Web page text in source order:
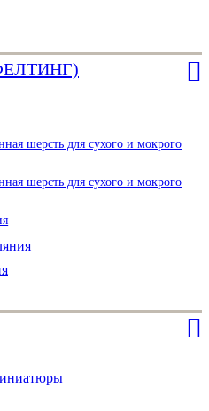
шерсть для сухого и мокрого
шерсть для сухого и мокрого